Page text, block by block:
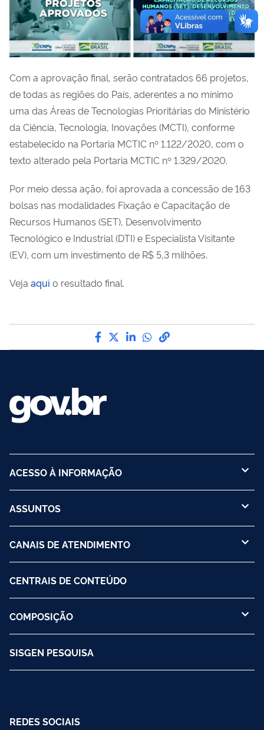
Com a aprovação final, serão contratados 66 projetos,
de todas as regiões do País, aderentes a no mínimo
uma das Áreas de Tecnologias Prioritárias do Ministério
da Ciência, Tecnologia, Inovações (MCTI), conforme
estabelecido na Portaria MCTIC nº 1.122/2020, com o
texto alterado pela Portaria MCTIC nº 1.329/2020.
Por meio dessa ação, foi aprovada a concessão de 163
bolsas nas modalidades Fixação e Capacitação de
Recursos Humanos (SET), Desenvolvimento
Tecnológico e Industrial (DTI) e Especialista Visitante
(EV), com um investimento de R$ 5,3 milhões.
Veja aqui o resultado final.
Compartilhe por Facebook
Compartilhe por Twitter
Compartilhe por
Compartilhe por
link para Copiar
ACESSO À INFORMAÇÃO
ASSUNTOS
CANAIS DE ATENDIMENTO
CENTRAIS DE CONTEÚDO
COMPOSIÇÃO
SISGEN PESQUISA
REDES SOCIAIS